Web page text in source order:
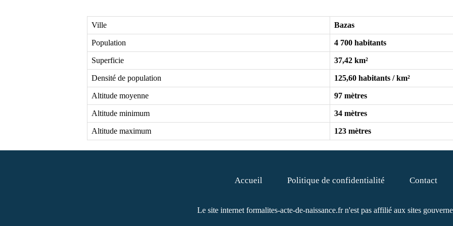
Ville Bazas
Population 4 700 habitants
Superficie 37,42 km²
Densité de population 125,60 habitants / km²
Altitude moyenne 97 mètres
Altitude minimum 34 mètres
Altitude maximum 123 mètres
Accueil Politique de confidentialité Contact
Le site internet formalites-acte-de-naissance.fr n'est pas affilié aux sites